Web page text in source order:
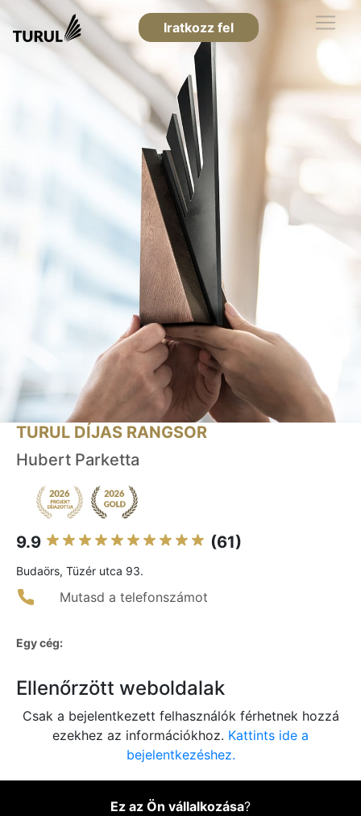
Iratkozz fel
TURUL DÍJAS RANGSOR
Hubert Parketta
9.9 (61)
Budaörs, Tüzér utca 93.
Mutasd a telefonszámot
Egy cég:
Ellenőrzött weboldalak
Csak a bejelentkezett felhasználók férhetnek hozzá
ezekhez az információkhoz. Kattints ide a
bejelentkezéshez.
Ez az Ön vállalkozása?